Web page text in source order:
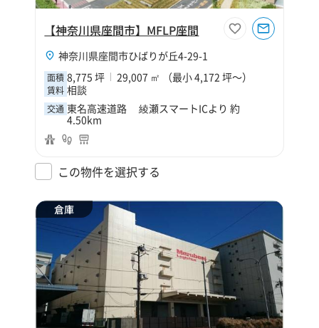
【神奈川県座間市】MFLP座間
神奈川県座間市ひばりが丘4-29-1
面積 8,775 坪 29,007 ㎡ （最小 4,172 坪～）
賃料 相談
交通 東名高速道路 綾瀬スマートICより 約
4.50km
この物件を選択する
倉庫